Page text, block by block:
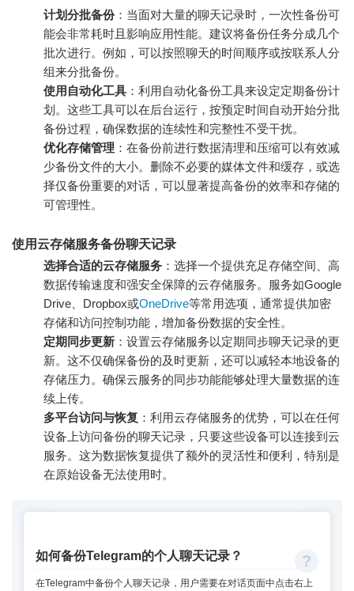
计划分批备份：当面对大量的聊天记录时，一次性备份可
能会非常耗时且影响应用性能。建议将备份任务分成几个
批次进行。例如，可以按照聊天的时间顺序或按联系人分
组来分批备份。
使用自动化工具 ：利用自动化备份工具来设定定期备份计
划。这些工具可以在后台运行，按预定时间自动开始分批
备份过程，确保数据的连续性和完整性不受干扰。
优化存储管理 ：在备份前进行数据清理和压缩可以有效减
少备份文件的大小。删除不必要的媒体文件和缓存，或选
择仅备份重要的对话，可以显著提高备份的效率和存储的
可管理性。
使用云存储服务备份聊天记录
选择合适的云存储服务 ：选择一个提供充足存储空间、高
数据传输速度和强安全保障的云存储服务。服务如Google
Drive、Dropbox或OneDrive等常用选项，通常提供加密
存储和访问控制功能，增加备份数据的安全性。
定期同步更新 ：设置云存储服务以定期同步聊天记录的更
新。这不仅确保备份的及时更新，还可以减轻本地设备的
存储压力。确保云服务的同步功能能够处理大量数据的连
续上传。
多平台访问与恢复 ：利用云存储服务的优势，可以在任何
设备上访问备份的聊天记录，只要这些设备可以连接到云
服务。这为数据恢复提供了额外的灵活性和便利，特别是
在原始设备无法使用时。
如何备份Telegram的个人聊天记录？
在Telegram中备份个人聊天记录，用户需要在对话页面中点击右上